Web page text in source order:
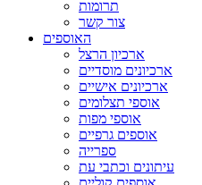
תרומות
צור קשר
האוספים
ארכיון הרצל
ארכיונים מוסדיים
ארכיונים אישיים
אוספי תצלומים
אוספי מפות
אוספים גרפיים
ספרייה
עיתונים וכתבי עת